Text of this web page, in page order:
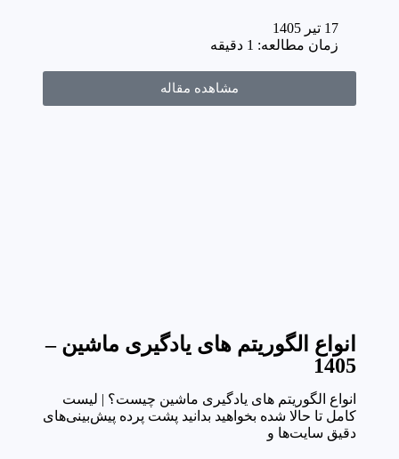
17 تیر 1405
زمان مطالعه: 1 دقیقه
مشاهده مقاله
انواع الگوریتم های یادگیری ماشین –
1405
انواع الگوریتم های یادگیری ماشین چیست؟ | لیست
کامل تا حالا شده بخواهید بدانید پشت پرده پیش‌بینی‌های
دقیق سایت‌ها و